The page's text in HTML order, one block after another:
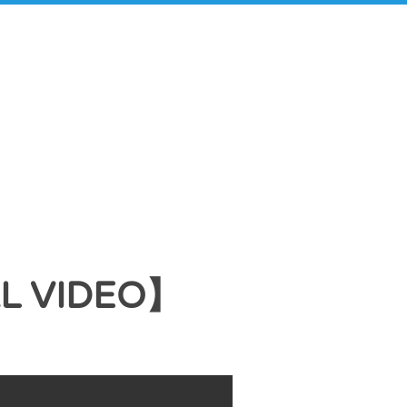
VIDEO】